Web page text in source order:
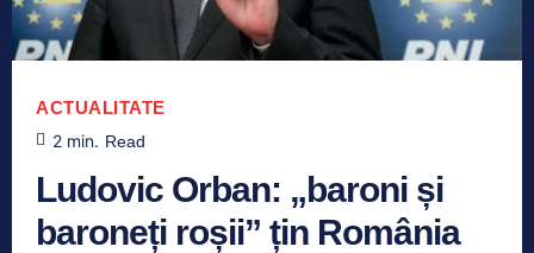
ACTUALITATE
2 min. Read
Ludovic Orban: „baroni și
baroneți roșii” țin România